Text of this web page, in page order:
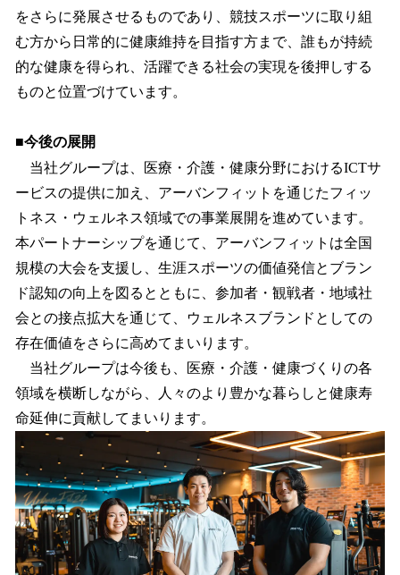
をさらに発展させるものであり、競技スポーツに取り組
む方から日常的に健康維持を目指す方まで、誰もが持続
的な健康を得られ、活躍できる社会の実現を後押しする
ものと位置づけています。
■今後の展開
当社グループは、医療・介護・健康分野におけるICTサ
ービスの提供に加え、アーバンフィットを通じたフィッ
トネス・ウェルネス領域での事業展開を進めています。
本パートナーシップを通じて、アーバンフィットは全国
規模の大会を支援し、生涯スポーツの価値発信とブラン
ド認知の向上を図るとともに、参加者・観戦者・地域社
会との接点拡大を通じて、ウェルネスブランドとしての
存在価値をさらに高めてまいります。
当社グループは今後も、医療・介護・健康づくりの各
領域を横断しながら、人々のより豊かな暮らしと健康寿
命延伸に貢献してまいります。